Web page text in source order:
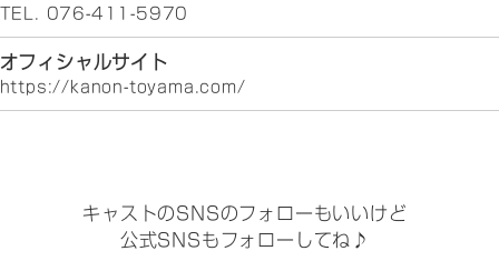
TEL. 076-411-5970
オフィシャルサイト
https://kanon-toyama.com/
キャストのSNSのフォローもいいけど
公式SNSもフォローしてね♪